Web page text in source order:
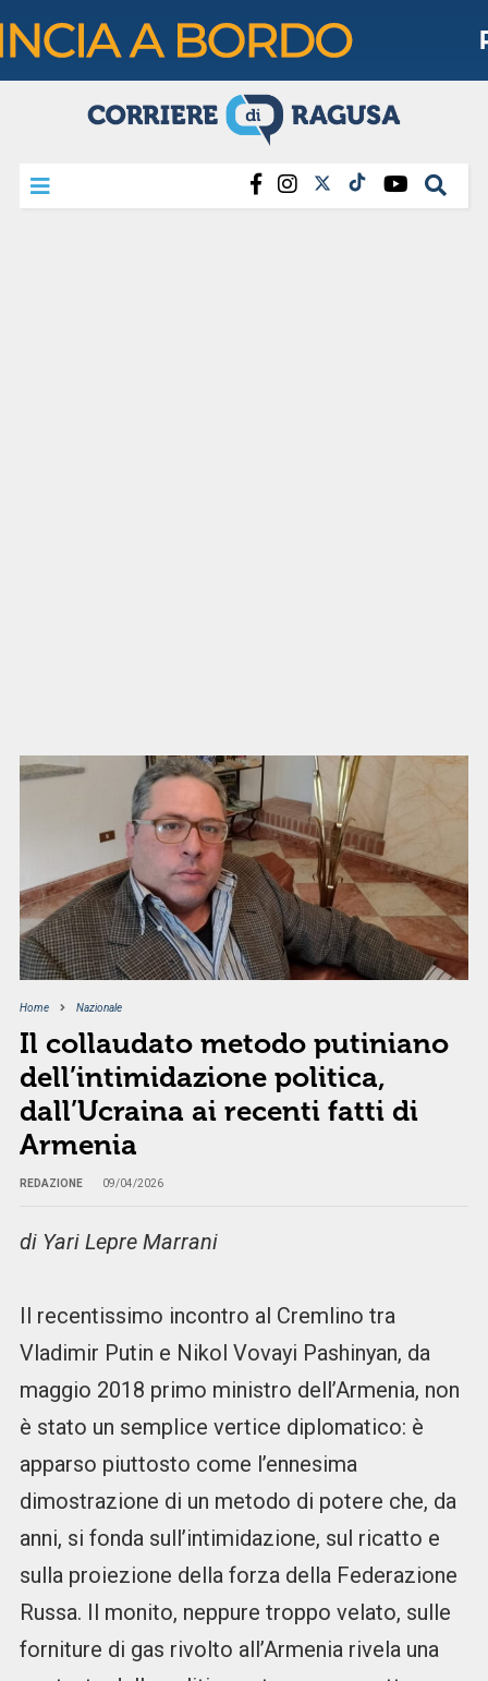
Home Nazionale
Il collaudato metodo putiniano
dell’intimidazione politica,
dall’Ucraina ai recenti fatti di
Armenia
REDAZIONE 09/04/2026
di Yari Lepre Marrani
Il recentissimo incontro al Cremlino tra
Vladimir Putin e Nikol Vovayi Pashinyan, da
maggio 2018 primo ministro dell’Armenia, non
è stato un semplice vertice diplomatico: è
apparso piuttosto come l’ennesima
dimostrazione di un metodo di potere che, da
anni, si fonda sull’intimidazione, sul ricatto e
sulla proiezione della forza della Federazione
Russa. Il monito, neppure troppo velato, sulle
forniture di gas rivolto all’Armenia rivela una